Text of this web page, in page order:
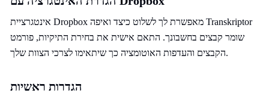
אינטגרציית Dropbox מאפשרת לך לשלוט כיצד ואיפה Transkriptor
שומר קבצים בחשבונך. התאם אישית את בחירת התיקיות, פורמט
הקבצים והעדפות האוטומציה כך שיתאימו לצרכי הצוות שלך.
הגדרות ראשיות